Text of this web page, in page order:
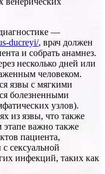
—
ducreyi/, врач должен
и собрать анамнез.
несколько дней или
человеком.
язвы с мягкими
болезненными
узлов).
из язвы, что также
важно также
пациента,
сексуальной
инфекций, таких как